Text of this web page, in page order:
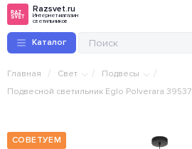
Razsvet.ru
Интернет-магазин
светильников
Каталог
Главная / Свет / Подвесы /
Подвесной светильник Eglo Polverara 39537
СОВЕТУЕМ